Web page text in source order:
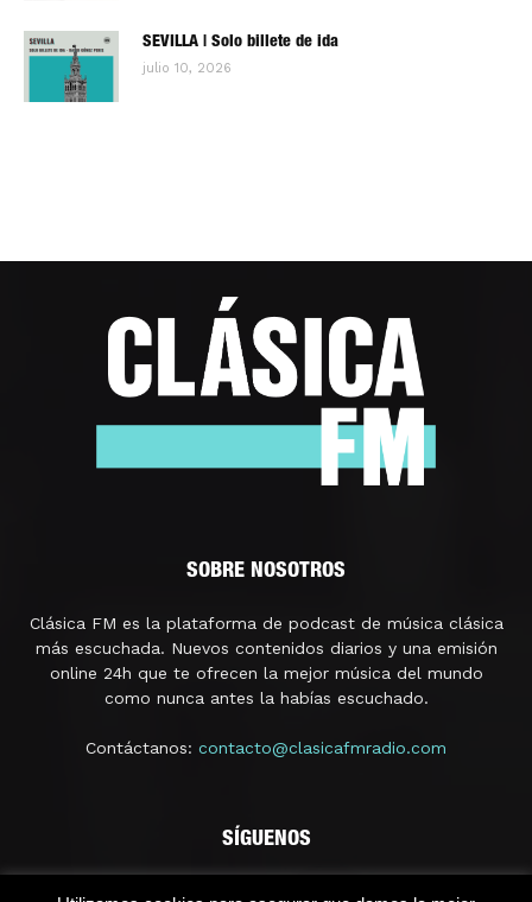
SEVILLA | Solo billete de ida
julio 10, 2026
SOBRE NOSOTROS
Clásica FM es la plataforma de podcast de música clásica
más escuchada. Nuevos contenidos diarios y una emisión
online 24h que te ofrecen la mejor música del mundo
como nunca antes la habías escuchado.
Contáctanos: contacto@clasicafmradio.com
SÍGUENOS